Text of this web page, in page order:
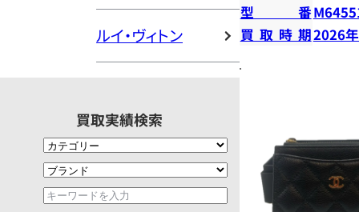
ルイ・ヴィトン
買取実績検索
型番
買取時期2026